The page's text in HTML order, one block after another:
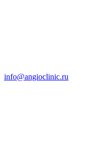
info@angioclinic.ru